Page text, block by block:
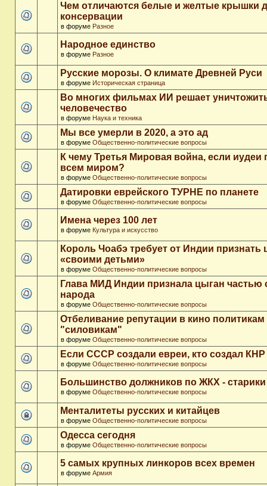
Чем отличаются белые и желтые крышки
консервации
в форуме Разное
Народное единство
в форуме Разное
Русские морозы. О климате Древней Руси
в форуме Историческая страница
Во многих фильмах ИИ решает
человечество
в форуме Наука и техника
Мы все умерли в 2020, а это ад
в форуме Общественно-политические вопросы
К чему Третья Мировая война, если иудеи
всем миром?
в форуме Общественно-политические вопросы
Датировки еврейского ТУРНЕ по планете
в форуме Общественно-политические вопросы
Имена через 100 лет
в форуме Культура и искусство
Король Чоабэ требует от Индии признать
«своими детьми»
в форуме Общественно-политические вопросы
Глава МИД Индии признала цыган частью
народа
в форуме Общественно-политические вопросы
Отбеливание репутации в кино политикам
"силовикам"
в форуме Общественно-политические вопросы
Если СССР создали евреи, кто создал
в форуме Общественно-политические вопросы
Большинство должников по ЖКХ - старики
в форуме Общественно-политические вопросы
Менталитеты русских и китайцев
в форуме Общественно-политические вопросы
Одесса сегодня
в форуме Общественно-политические вопросы
5 самых крупных линкоров всех времен
в форуме Армия